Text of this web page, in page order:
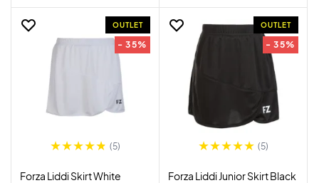
OUTLET
- 35%
(5)
Forza Liddi Skirt White
OUTLET
- 35%
(5)
Forza Liddi Junior Skirt Black